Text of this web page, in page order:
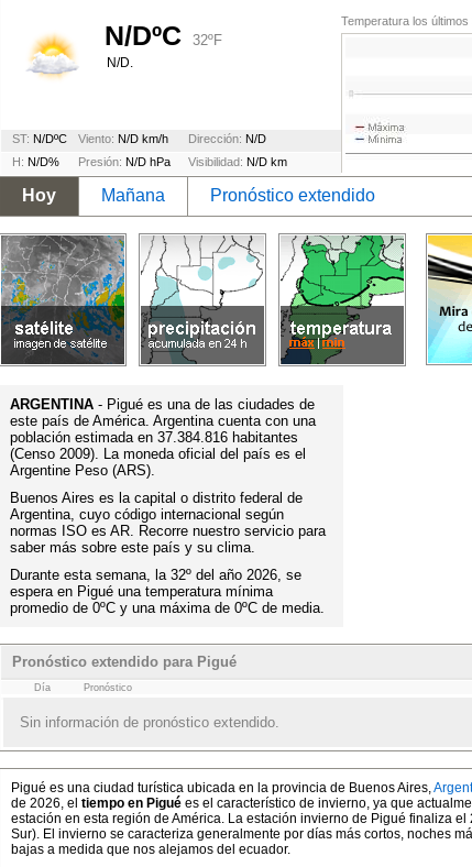
Temperatura los últimos
N/DºC 32ºF
N/D.
ST: N/DºC Viento: N/D km/h Dirección: N/D
H: N/D% Presión: N/D hPa Visibilidad: N/D km
Hoy Mañana Pronóstico extendido
ARGENTINA - Pigué es una de las ciudades de
este país de América. Argentina cuenta con una
población estimada en 37.384.816 habitantes
(Censo 2009). La moneda oficial del país es el
Argentine Peso (ARS).
Buenos Aires es la capital o distrito federal de
Argentina, cuyo código internacional según
normas ISO es AR. Recorre nuestro servicio para
saber más sobre este país y su clima.
Durante esta semana, la 32º del año 2026, se
espera en Pigué una temperatura mínima
promedio de 0ºC y una máxima de 0ºC de media.
Pronóstico extendido para Pigué
Día Pronóstico
Sin información de pronóstico extendido.
Pigué es una ciudad turística ubicada en la provincia de Buenos Aires,
de 2026, el tiempo en Pigué es el característico de invierno, ya que
estación en esta región de América. La estación invierno de Pigué finaliza
Sur). El invierno se caracteriza generalmente por días más cortos, noches
bajas a medida que nos alejamos del ecuador.